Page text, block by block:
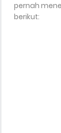
pernah
berikut: